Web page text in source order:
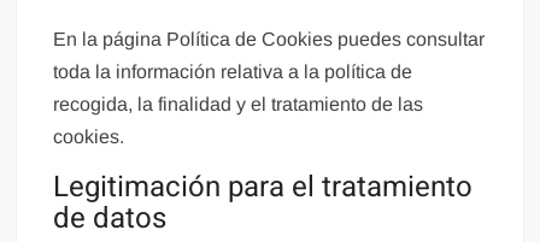
En la página Política de Cookies puedes consultar
toda la información relativa a la política de
recogida, la finalidad y el tratamiento de las
cookies.
Legitimación para el tratamiento
de datos